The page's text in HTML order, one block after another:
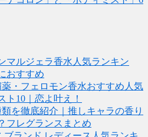
マルジェラ香水人気ランキン
おすすめ
薬・フェロモン香水おすすめ人気
ト10｜恋よ叶え！
類を徹底紹介｜推しキャラの香り
フレグランスまとめ